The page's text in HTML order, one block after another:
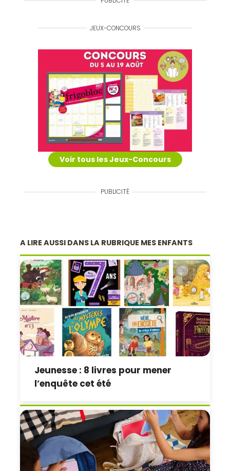
JEUX-CONCOURS
Voir tous les Jeux-Concours
PUBLICITÉ
A LIRE AUSSI DANS LA RUBRIQUE MES ENFANTS
Jeunesse : 8 livres pour mener
l’enquête cet été